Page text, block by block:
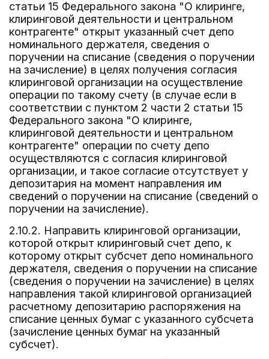
статьи 15 Федерального закона "О клиринге,
клиринговой деятельности и центральном
контрагенте" открыт указанный счет депо
номинального держателя, сведения о
поручении на списание (сведения о поручении
на зачисление) в целях получения согласия
клиринговой организации на осуществление
операции по такому счету (в случае если в
соответствии с пунктом 2 части 2 статьи 15
Федерального закона "О клиринге,
клиринговой деятельности и центральном
контрагенте" операции по счету депо
осуществляются с согласия клиринговой
организации, и такое согласие отсутствует у
депозитария на момент направления им
сведений о поручении на списание (сведений о
поручении на зачисление).
2.10.2. Направить клиринговой организации,
которой открыт клиринговый счет депо, к
которому открыт субсчет депо номинального
держателя, сведения о поручении на списание
(сведения о поручении на зачисление) в целях
направления такой клиринговой организацией
расчетному депозитарию распоряжения на
списание ценных бумаг с указанного субсчета
(зачисление ценных бумаг на указанный
субсчет).